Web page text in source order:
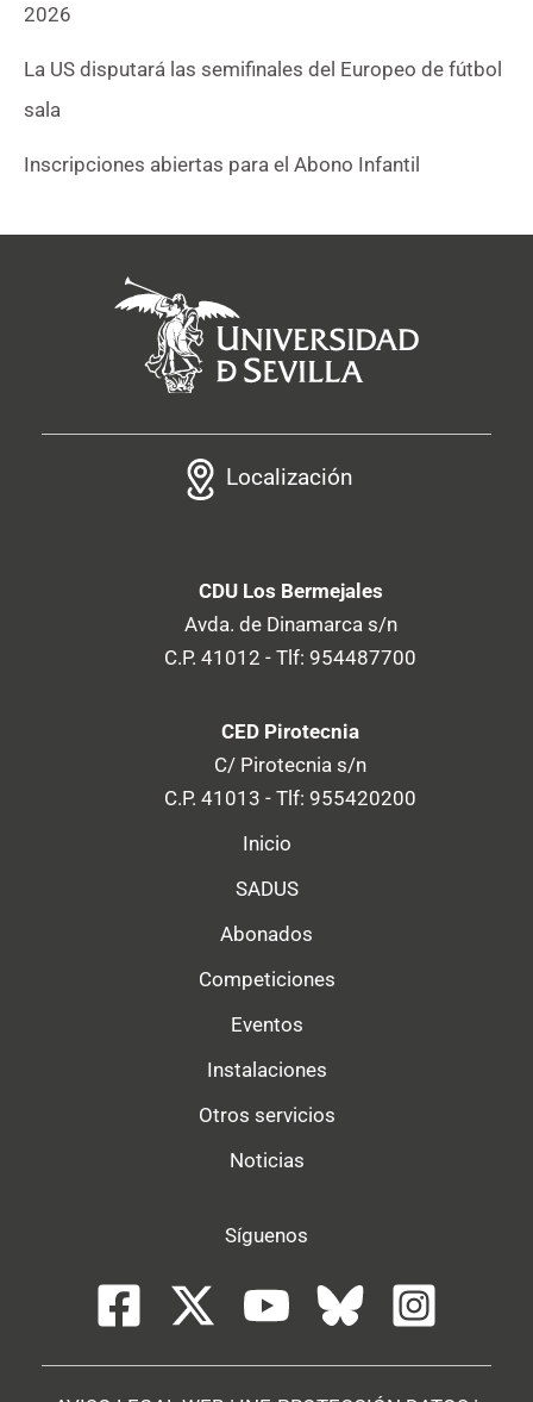
2026
La US disputará las semifinales del Europeo de fútbol
sala
Inscripciones abiertas para el Abono Infantil
Localización
CDU Los Bermejales
Avda. de Dinamarca s/n
C.P. 41012 - Tlf: 954487700
CED Pirotecnia
C/ Pirotecnia s/n
C.P. 41013 - Tlf: 955420200
Inicio
SADUS
Abonados
Competiciones
Eventos
Instalaciones
Otros servicios
Noticias
Síguenos